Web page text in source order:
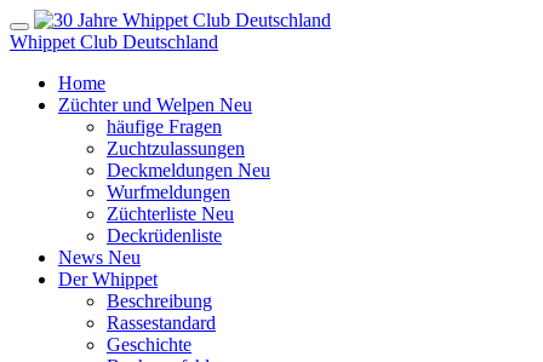
Whippet Club Deutschland
Home
Züchter und Welpen Neu
häufige Fragen
Zuchtzulassungen
Deckmeldungen Neu
Wurfmeldungen
Züchterliste Neu
Deckrüdenliste
News Neu
Der Whippet
Beschreibung
Rassestandard
Geschichte